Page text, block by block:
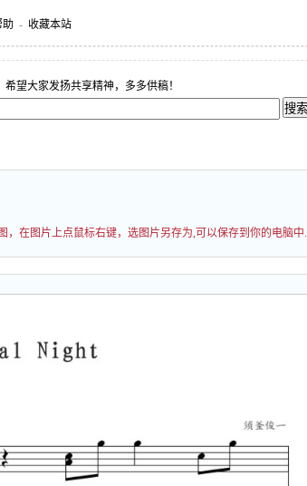
助 - 收藏本站
望大家发扬共享精神，多多供稿！
，在图片上点鼠标右键，选图片另存为,可以保存到你的电脑中.